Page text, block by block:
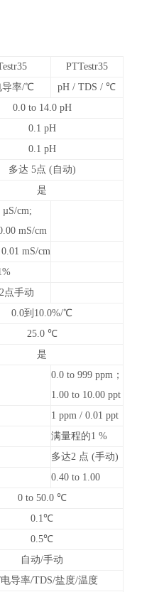
PTTestr35
导率/℃ pH / TDS /℃
0.0 to 14.0 pH
0.1 pH
0.1 pH
多达 5点 (自动)
是
µS/cm;
mS/cm
mS/cm
点手动
0.0到10.0%/℃
25.0 ℃
是
0.0 to 999 ppm；
1.00 to 10.00 ppt
1 ppm / 0.01 ppt
满量程的1 %
多达2 点 (手动)
0.40 to 1.00
0 to 50.0 ℃
0.1℃
0.5℃
自动/手动
电导率/TDS/盐度/温度